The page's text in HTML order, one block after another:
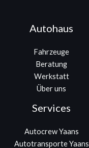
Autohaus
Fahrzeuge
Beratung
Werkstatt
Über uns
Services
Autocrew Yaans
Autotransporte Yaans